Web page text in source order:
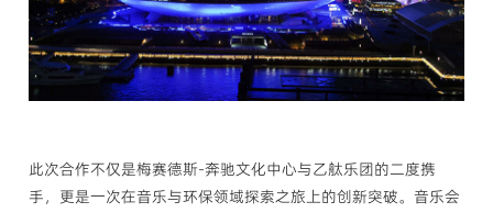
此次合作不仅是梅赛德斯-奔驰文化中心与乙舦乐团的二度携
手，更是一次在音乐与环保领域探索之旅上的创新突破。音乐会